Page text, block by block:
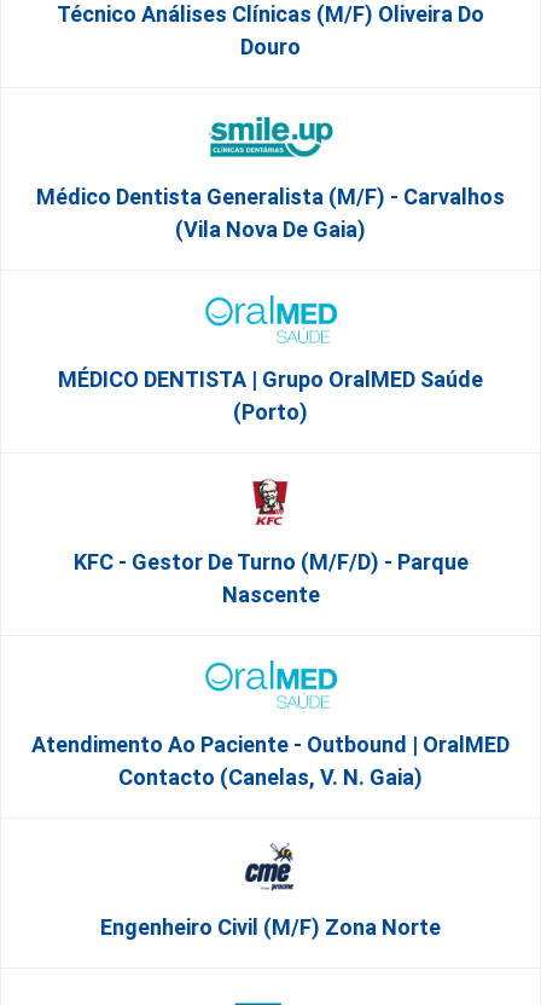
Técnico Análises Clínicas (M/F) Oliveira Do
Douro
Médico Dentista Generalista (M/F) - Carvalhos
(Vila Nova De Gaia)
MÉDICO DENTISTA | Grupo OralMED Saúde
(Porto)
KFC - Gestor De Turno (m/f/d) - Parque
Nascente
Atendimento Ao Paciente - Outbound | OralMED
Contacto (Canelas, V. N. Gaia)
Engenheiro Civil (m/f) Zona Norte